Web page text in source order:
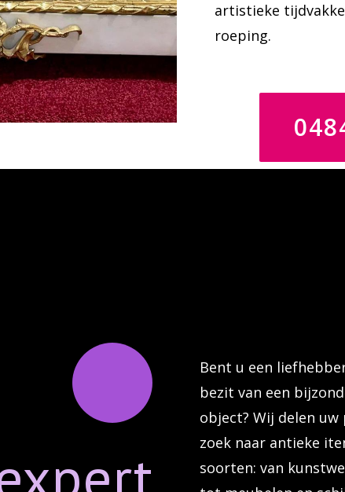
artistieke
roeping.
Bent u een
bezit van een
object? Wij delen
zoek naar antieke
soorten: van